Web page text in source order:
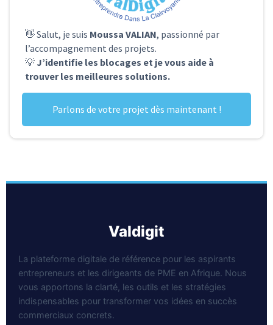
👋 Salut, je suis Moussa VALIAN, passionné par
l’accompagnement des projets.
💡 J’identifie les blocages et je vous aide à
trouver les meilleures solutions.
Parlons de votre projet dès maintenant !
valdigit
La plateforme digitale de référence pour les aspirants
entrepreneurs et les dirigeants de PME en Afrique. Nous
vous apportons la clarté, les outils et les stratégies
indispensables pour transformer vos idées en succès
commerciaux concrets.